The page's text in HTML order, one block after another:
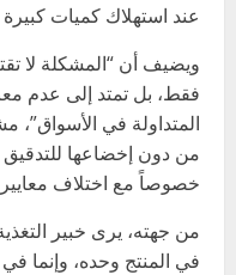
عند استهلاك كميات
ويضيف أن “المشكلة لا
فقط، بل تمتد إلى عدم
المتداولة في
من دون إخضاعها للتدقيق
خصوصاً مع اختلاف
من جهته، يرى خبير
في المنتج وحده، وإنما